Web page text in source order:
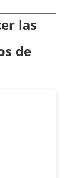
las
de